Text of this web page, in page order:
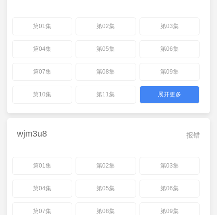
第01集 第02集 第03集
第04集 第05集 第06集
第07集 第08集 第09集
第10集 第11集 展开更多
报错
wjm3u8
第01集 第02集 第03集
第04集 第05集 第06集
第07集 第08集 第09集